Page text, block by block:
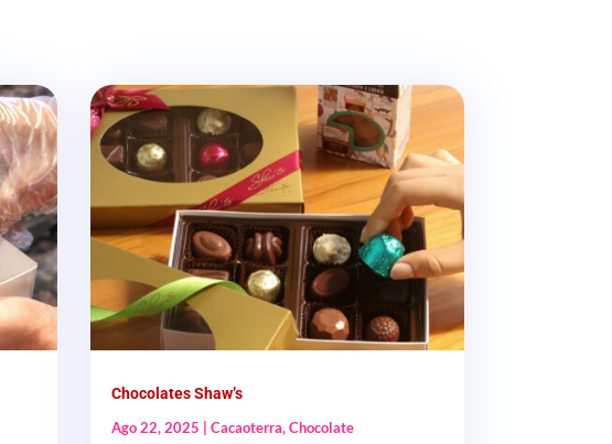
Chocolates Shaw’s
Ago 22, 2025 |Cacaoterra,Chocolate